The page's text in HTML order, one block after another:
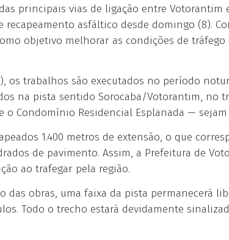
principais vias de ligação entre Votorantim
recapeamento asfáltico desde domingo (8).
objetivo melhorar as condições de
os trabalhos são executados no período
na pista sentido Sorocaba/Votorantim, no
o Condomínio Residencial Esplanada —
1.400 metros de extensão, o que
de pavimento. Assim, a Prefeitura de
ao trafegar pela região.
das obras, uma faixa da pista permanecerá
Todo o trecho estará devidamente